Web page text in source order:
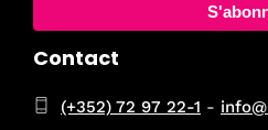
Contact
(+352) 72 97 22-1 -